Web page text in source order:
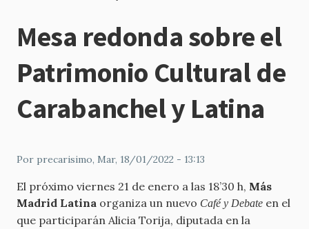
de
navegación
Mesa redonda sobre el
Patrimonio Cultural de
Carabanchel y Latina
Por precarisimo, Mar, 18/01/2022 - 13:13
El próximo viernes 21 de enero a las 18’30 h, Más
Madrid Latina organiza un nuevo Café y Debate en el
que participarán Alicia Torija, diputada en la